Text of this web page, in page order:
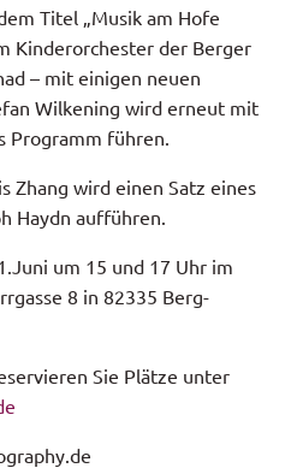
Titel „Musik am Hofe
Kinderorchester der Berger
– mit einigen neuen
Wilkening wird erneut mit
Programm führen.
Zhang wird einen Satz eines
Haydn aufführen.
um 15 und 17 Uhr im
8 in 82335 Berg-
Sie Plätze unter